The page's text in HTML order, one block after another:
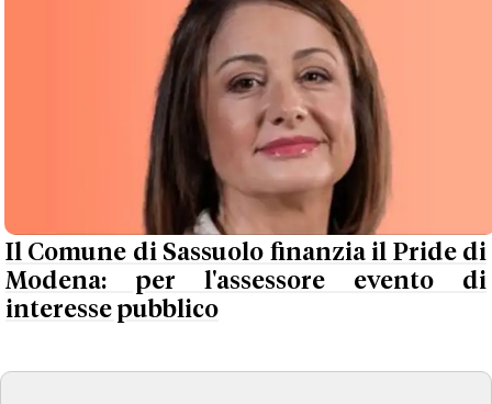
Il Comune di Sassuolo finanzia il Pride di
Modena: per l'assessore evento di
interesse pubblico